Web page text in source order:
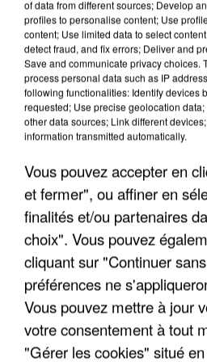
LES INTERVIEWS
of data from different sources; Develop
profiles to personalise content; Use
content; Use limited data to select
detect fraud, and fix errors; Deliver and
Save and communicate privacy choices.
process personal data such as IP
following functionalities: Identify devices
requested; Use precise geolocation
other data sources; Link different
information transmitted automatically.
Vous pouvez accepter en
et fermer", ou affiner en
finalités et/ou partenaires
choix". Vous pouvez
cliquant sur "Continuer
préférences ne
Vous pouvez mettre à jour
votre consentement à tout
"Gérer les cookies" situé